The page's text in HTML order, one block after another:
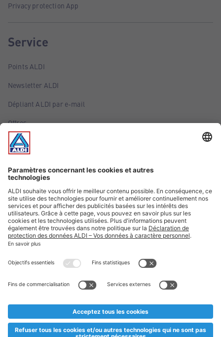
Privacy protection App
Service
Points ALDI
Newsletter ALDI
Dépliant ALDI par e-mail
Offres
Infos essentielles
Suivez ALDI Luxembourg
Textes marqués d'un astérisque et mentions légales
esoulaang bis de Stock eidel ass. Mir soen Iech Merci fir Äert
Planifikatioun ausverkaaft sollte sinn. De VALORLUX-Präis an
** Op dësem Site huet d'Benotze vun der männlecher Form eng
besser Liesbarkeet am Sënn an huet keng diskriminéierend